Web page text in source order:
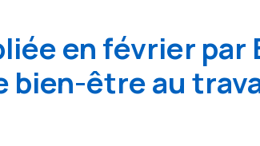
en février par
bien-être au